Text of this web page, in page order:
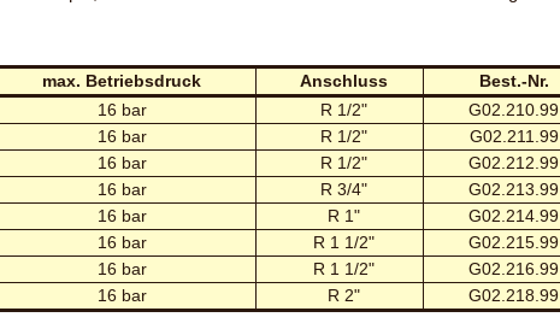
max. Betriebsdruck Anschluss
Best.-Nr.
16 bar R 1/2"
G02.210.99
16 bar R 1/2"
G02.211.99
16 bar R 1/2"
G02.212.99
16 bar R 3/4"
G02.213.99
16 bar R 1"
G02.214.99
16 bar R 1 1/2"
G02.215.99
16 bar R 1 1/2"
G02.216.99
16 bar R 2" G02.218.99